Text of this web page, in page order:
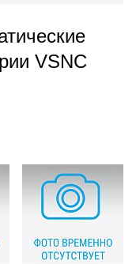
VSNC